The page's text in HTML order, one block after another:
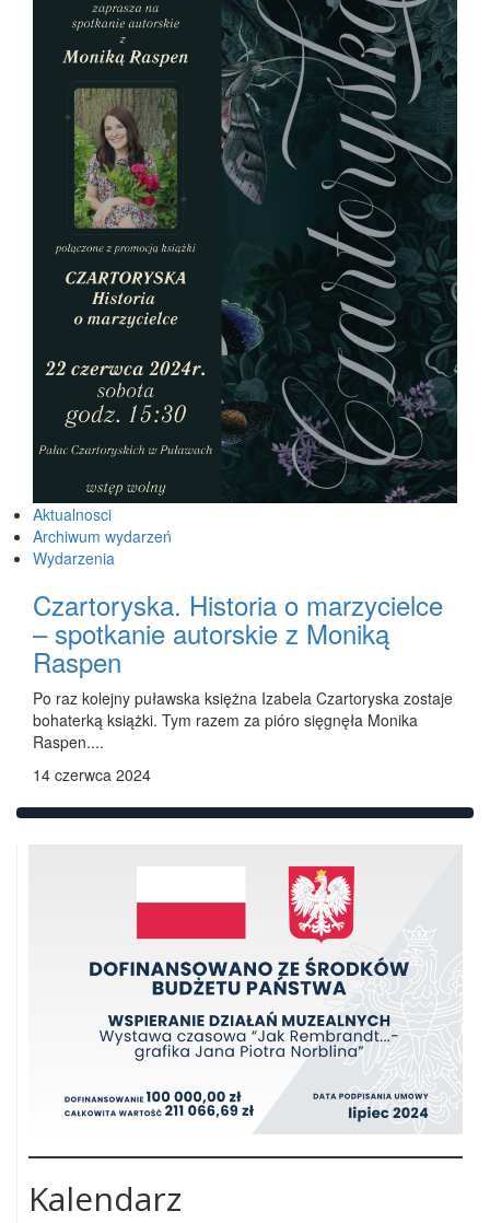
Aktualnosci
Archiwum wydarzeń
Wydarzenia
Czartoryska. Historia o marzycielce
– spotkanie autorskie z Moniką
Raspen
Po raz kolejny puławska księżna Izabela Czartoryska zostaje
bohaterką książki. Tym razem za pióro sięgnęła Monika
Raspen....
14 czerwca 2024
Kalendarz